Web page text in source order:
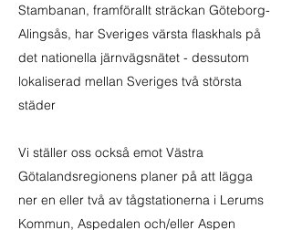
Stambanan, framförallt sträckan Göteborg-
Alingsås, har Sveriges värsta flaskhals på
det nationella järnvägsnätet - dessutom
lokaliserad mellan Sveriges två största
städer
Vi ställer oss också emot Västra
Götalandsregionens planer på att lägga
ner en eller två av tågstationerna i Lerums
Kommun, Aspedalen och/eller Aspen